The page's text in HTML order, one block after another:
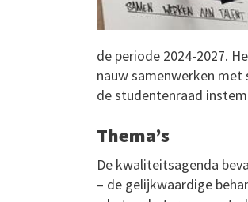
de periode 2024-2027.
nauw samenwerken
de studentenraad
Thema’s
De kwaliteitsagenda
– de gelijkwaardige